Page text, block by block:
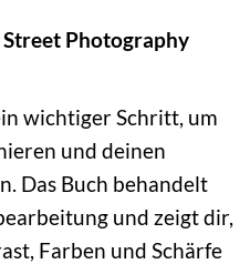
Photography
wichtiger Schritt, um
und deinen
Das Buch behandelt
und zeigt dir,
Farben und Schärfe